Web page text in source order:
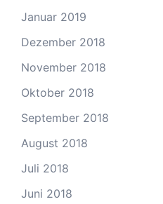
Januar 2019
Dezember 2018
November 2018
Oktober 2018
September 2018
August 2018
Juli 2018
Juni 2018